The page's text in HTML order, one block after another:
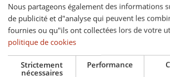
558 mts²
3
3
Nous partageons également des informations
de publicité et d"analyse qui peuvent les
fournies ou qu"ils ont collectées lors de votre
politique de cookies
Strictement
nécessaires
Performance